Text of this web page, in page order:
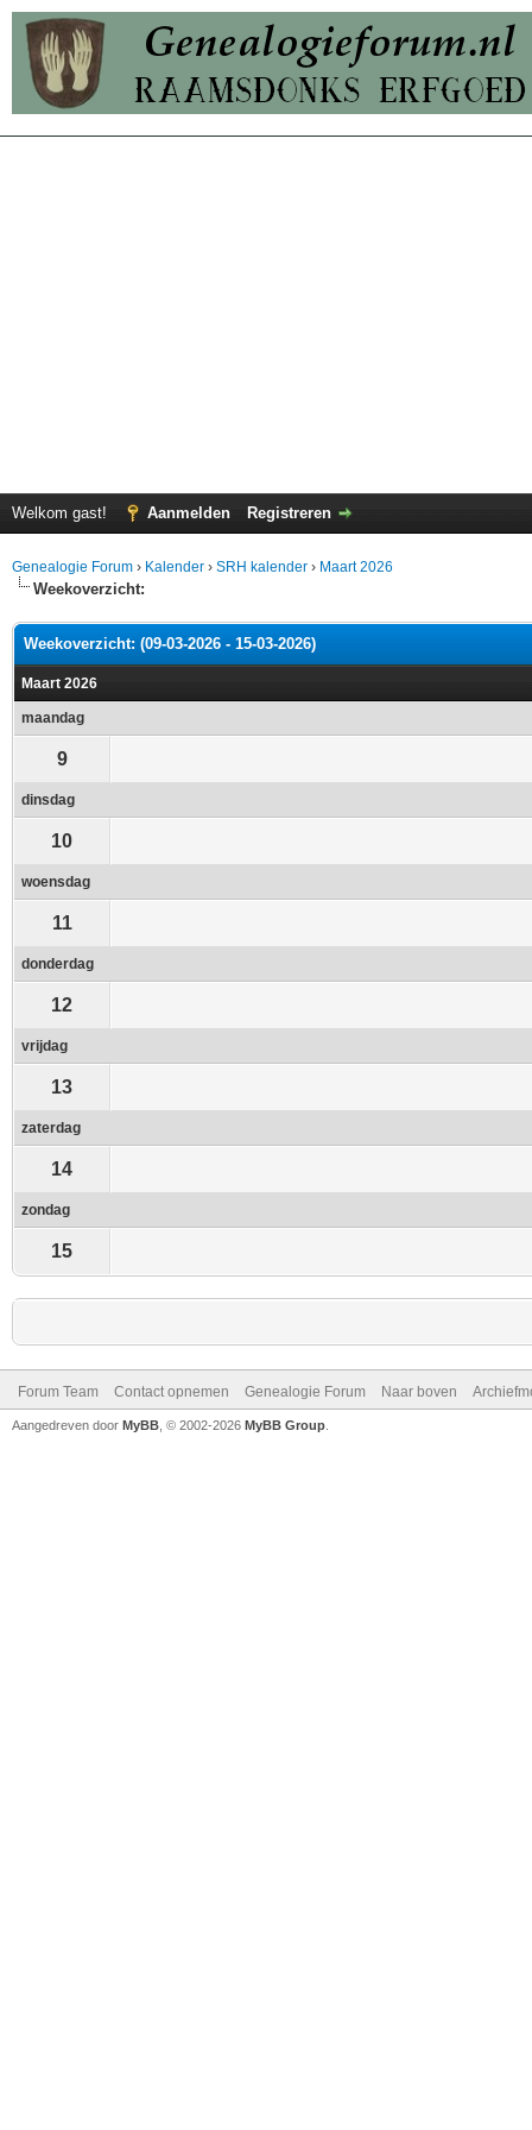
Welkom gast! Aanmelden Registreren
Genealogie Forum › Kalender › SRH kalender › Maart 2026
Weekoverzicht:
Weekoverzicht: (09-03-2026 - 15-03-2026)
Maart 2026
maandag
9
dinsdag
10
woensdag
11
donderdag
12
vrijdag
13
zaterdag
14
zondag
15
Forum Team Contact opnemen Genealogie Forum Naar boven
Aangedreven door MyBB , © 2002-2026 MyBB Group